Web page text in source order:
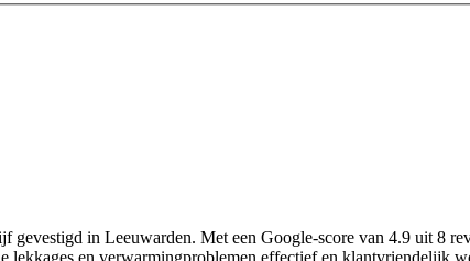
gevestigd in Leeuwarden. Met een Google-score van 4.9 uit 8
en verwarmingproblemen effectief en klantvriendelijk